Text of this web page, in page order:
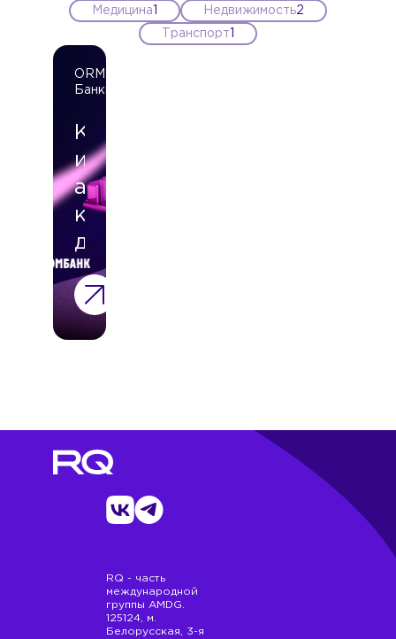
Медицина Недвижимость2
Транспорт
ORM
Банки
Как
использовать
аналитику
конкурентов
для
улучшения
репутации
бренда
RQ - часть
международной
группы AMDG.
125124, м.
Белорусская, 3-я